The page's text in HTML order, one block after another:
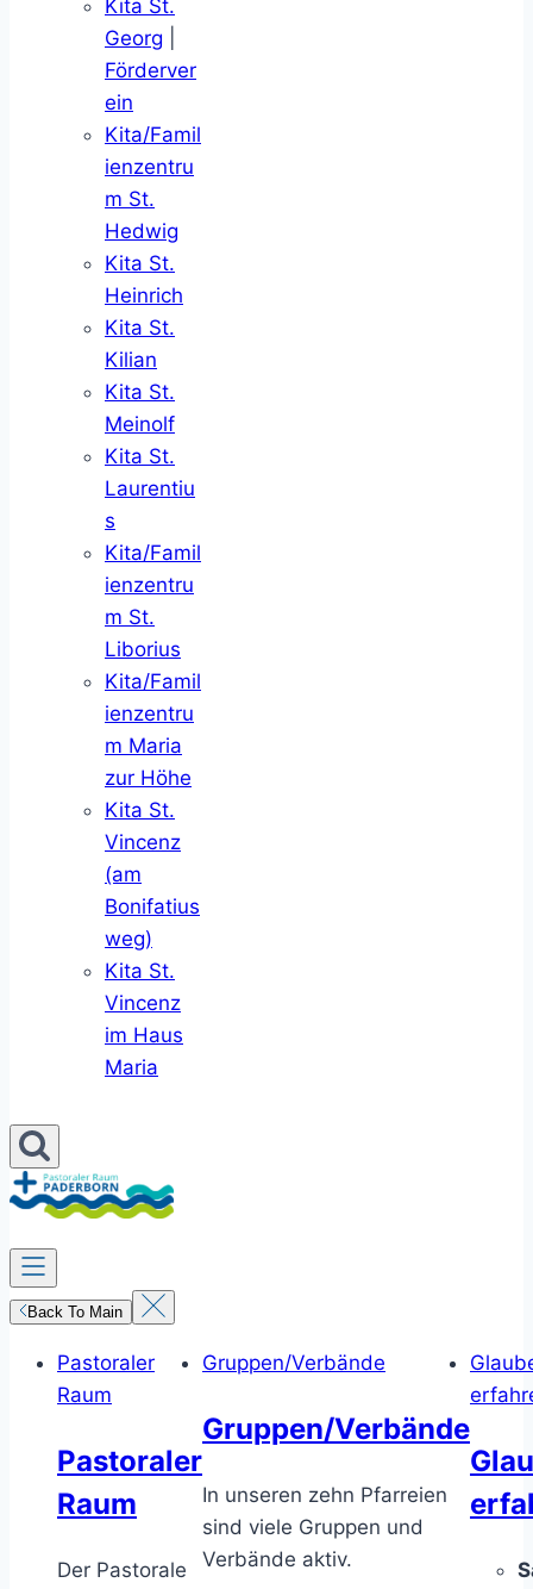
Kita St.
Georg
Förderver
ein
Kita/Famil
ienzentru
m St.
Hedwig
Kita St.
Heinrich
Kita St.
Kilian
Kita St.
Meinolf
Kita St.
Laurentiu
s
Kita/Famil
ienzentru
m St.
Liborius
Kita/Famil
ienzentru
m Maria
zur Höhe
Kita St.
Vincenz
(am
Bonifatius
weg)
Kita St.
Vincenz
im Haus
Maria
Back To Main
Pastoraler
Raum
Pastoraler
Raum
Der Pastorale
Gruppen/Verbände
Gruppen/Verbände
In unseren zehn Pfarreien
sind viele Gruppen und
Verbände aktiv.